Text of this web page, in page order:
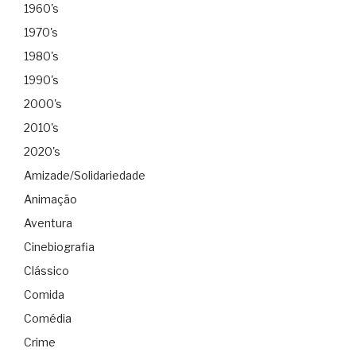
1960's
1970's
1980's
1990's
2000's
2010's
2020's
Amizade/Solidariedade
Animação
Aventura
Cinebiografia
Clássico
Comida
Comédia
Crime